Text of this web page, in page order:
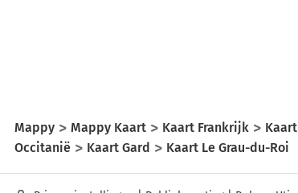
Mappy Mappy Kaart Kaart Frankrijk
Kaart
Occitanië
Kaart Gard Kaart Le Grau-du-Roi